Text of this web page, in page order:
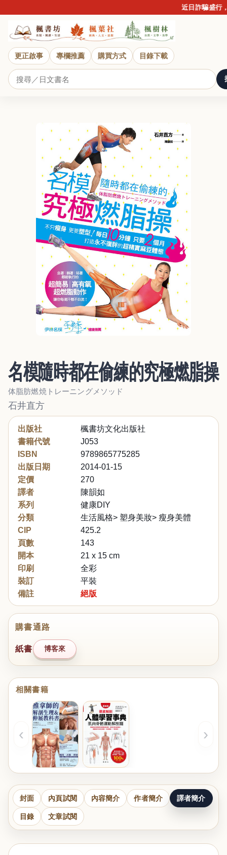
近日詐騙盛行，提
更正啟事 專欄推薦 購買方式 目錄下載
名模隨時都在偷練的究極燃脂操
体脂肪燃焼トレーニングメソッド
石井直方
出版社
楓書坊文化出版社
書籍代號
J053
ISBN
9789865775285
出版日期
2014-01-15
定價
270
譯者
陳韻如
系列
健康DIY
分類
生活風格> 塑身美妝> 瘦身美體
CIP
425.2
頁數
143
開本
21 x 15 cm
印刷
全彩
裝訂
平裝
備註
絕版
購書通路
紙書 博客來
相關書籍
‹ ›
封面 內頁試閱 內容簡介 作者簡介 譯者簡介
目錄 文章試閱